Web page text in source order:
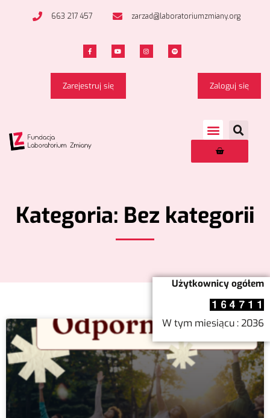
663 217 457 zarzad@laboratoriumzmiany.org
Zarejestruj się Zaloguj się
Kategoria: Bez kategorii
Użytkownicy ogółem
W tym miesiącu : 2036